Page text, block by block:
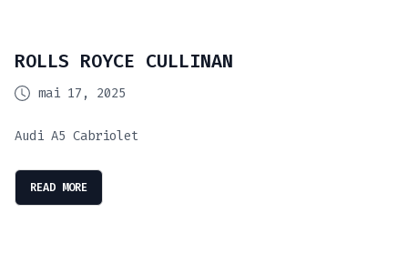
ROLLS ROYCE CULLINAN
mai 17, 2025
Audi A5 Cabriolet
READ MORE